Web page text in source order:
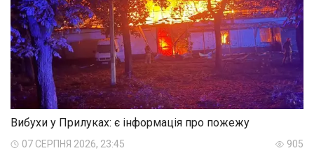
Вибухи у Прилуках: є інформація про пожежу
07 СЕРПНЯ 2026, 23:45 905